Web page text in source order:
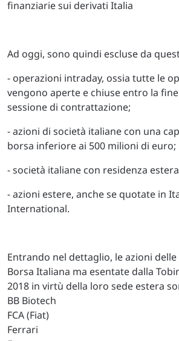
Ad oggi, sono quindi escluse da
- operazioni intraday, ossia tutte le
vengono aperte e chiuse entro la
sessione di contrattazione;
- azioni di società italiane con una
borsa inferiore ai 500 milioni di euro;
- società italiane con residenza
- azioni estere, anche se quotate in
International.
Entrando nel dettaglio, le azioni
Borsa Italiana ma esentate dalla
2018 in virtù della loro sede estera
BB Biotech
FCA (Fiat)
Ferrari